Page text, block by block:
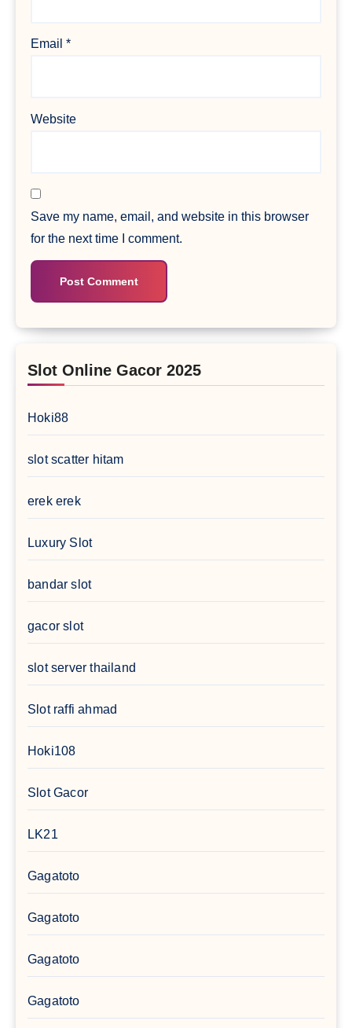
Email*
Website
Save my name, email, and website in this browser
for the next time I comment.
Slot Online Gacor 2025
Hoki88
slot scatter hitam
erek erek
Luxury Slot
bandar slot
gacor slot
slot server thailand
Slot raffi ahmad
Hoki108
Slot Gacor
LK21
Gagatoto
Gagatoto
Gagatoto
Gagatoto